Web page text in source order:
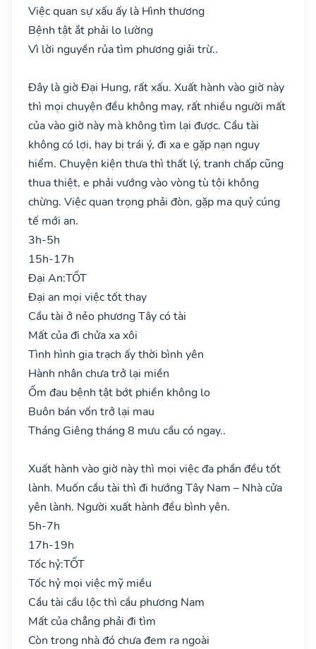
Việc quan sự xấu ấy là Hình thương
Bệnh tật ắt phải lo lường
Vì lời nguyền rủa tìm phương giải trừ..
Đây là giờ Đại Hung, rất xấu. Xuất hành vào giờ này
thì mọi chuyện đều không may, rất nhiều người mất
của vào giờ này mà không tìm lại được. Cầu tài
không có lợi, hay bị trái ý, đi xa e gặp nạn nguy
hiểm. Chuyện kiện thưa thì thất lý, tranh chấp cũng
thua thiệt, e phải vướng vào vòng tù tội không
chừng. Việc quan trọng phải đòn, gặp ma quỷ cúng
tế mới an.
3h-5h
15h-17h
Đại An:TỐT
Đại an mọi việc tốt thay
Cầu tài ở nẻo phương Tây có tài
Mất của đi chửa xa xôi
Tình hình gia trạch ấy thời bình yên
Hành nhân chưa trở lại miền
Ốm đau bệnh tật bớt phiền không lo
Buôn bán vốn trở lại mau
Tháng Giêng tháng 8 mưu cầu có ngay..
Xuất hành vào giờ này thì mọi việc đa phần đều tốt
lành. Muốn cầu tài thì đi hướng Tây Nam – Nhà cửa
yên lành. Người xuất hành đều bình yên.
5h-7h
17h-19h
Tốc hỷ:TỐT
Tốc hỷ mọi việc mỹ miều
Cầu tài cầu lộc thì cầu phương Nam
Mất của chẳng phải đi tìm
Còn trong nhà đó chưa đem ra ngoài